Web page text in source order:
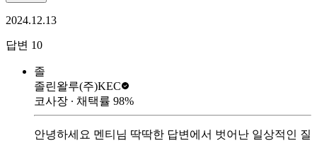
2024.12.13
답변 10
졸
졸린왈루(주)KEC
코사장 ∙ 채택률 98%
안녕하세요 멘티님 딱딱한 답변에서 벗어난 일상적인 질